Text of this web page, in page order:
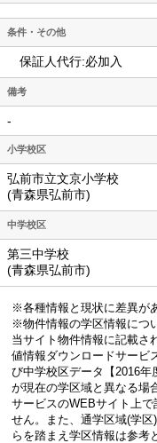
条件・その他
保証人代行:必加入
備考
-
小学校区
弘前市立文京小学校
(青森県弘前市)
中学校区
第三中学校
(青森県弘前市)
※各種情報と現状に差異が
※物件情報の学区情報につ
当サイト物件情報に記載さ
値情報ダウンロードサービ
び中学校区データ【2016
が現在の学区域と異なる場
サービスのWEBサイト上
せん。また、通学区域(学
らを踏まえ学区情報は参考